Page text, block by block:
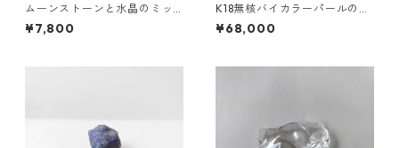
ムーンストーンと水晶のミッ
クスブレスレット（6mm）
¥7,800
K18無核バイカラーパールのリ
ング（11.5号）
¥68,000